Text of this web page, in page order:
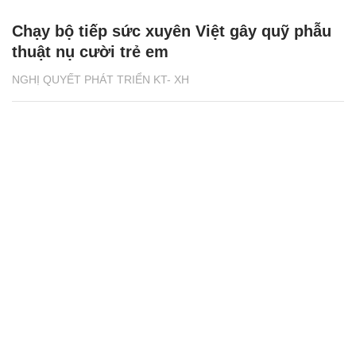
NGHỊ QUYẾT PHÁT TRIỂN KT- XH
Chạy bộ tiếp sức xuyên Việt gây quỹ phẫu
thuật nụ cười trẻ em